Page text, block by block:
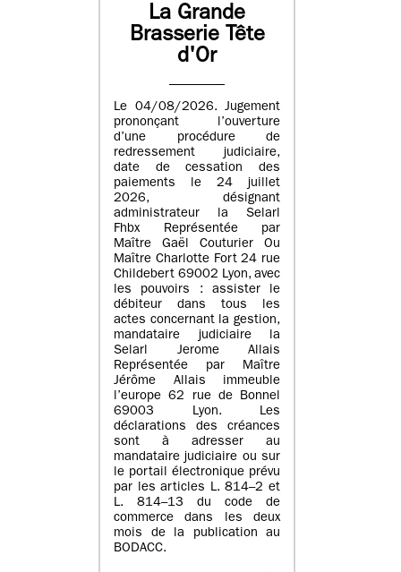
La Grande
Brasserie Tête
d'Or
Le 04/08/2026. Jugement
prononçant l’ouverture
d’une procédure de
redressement judiciaire,
date de cessation des
paiements le 24 juillet
2026, désignant
administrateur la Selarl
Fhbx Représentée par
Maître Gaël Couturier Ou
Maître Charlotte Fort 24 rue
Childebert 69002 Lyon, avec
les pouvoirs : assister le
débiteur dans tous les
actes concernant la gestion,
mandataire judiciaire la
Selarl Jerome Allais
Représentée par Maître
Jérôme Allais immeuble
l’europe 62 rue de Bonnel
69003 Lyon. Les
déclarations des créances
sont à adresser au
mandataire judiciaire ou sur
le portail électronique prévu
par les articles L. 814–2 et
L. 814–13 du code de
commerce dans les deux
mois de la publication au
BODACC.